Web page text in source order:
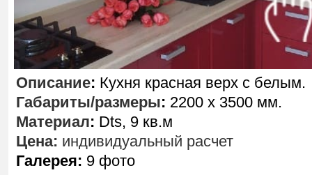
Описание: Кухня красная верх с белым.
Габариты/размеры: 2200 х 3500 мм.
Материал: Dts, 9 кв.м
Цена: индивидуальный расчет
Галерея: 9 фото